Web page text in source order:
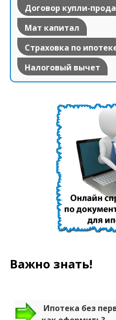
Договор купли-
Мат капитал
Страховка по
Налоговый вычет
Важно знать!
Ипотека без